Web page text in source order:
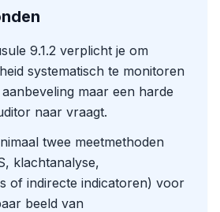
9.1.2 verplicht je om
systematisch te monitoren
maar een harde
naar vraagt.
twee meetmethoden
klachtanalyse,
of indirecte indicatoren) voor
beeld van